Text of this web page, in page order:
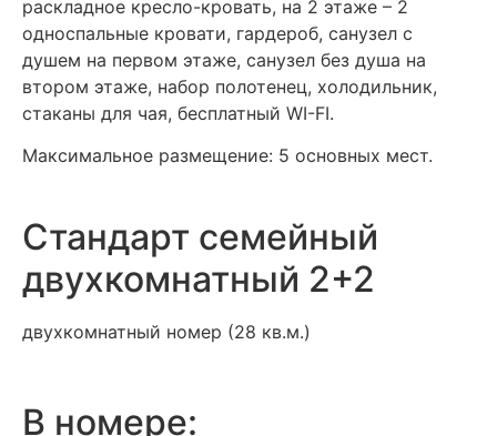
раскладное кресло-кровать, на 2 этаже – 2
односпальные кровати, гардероб, санузел с
душем на первом этаже, санузел без душа на
втором этаже, набор полотенец, холодильник,
стаканы для чая, бесплатный WI-FI.
Максимальное размещение: 5 основных мест.
Стандарт семейный
двухкомнатный 2+2
двухкомнатный номер (28 кв.м.)
В номере: